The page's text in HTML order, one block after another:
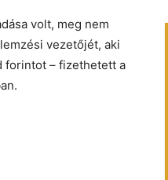
volt, meg nem
vezetőjét, aki
forintot – fizethetett a